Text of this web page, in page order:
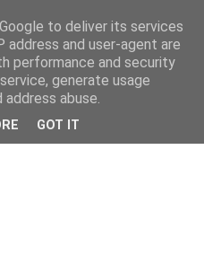
to deliver its services
address and user-agent are
performance and security
generate usage
abuse.
GOT IT